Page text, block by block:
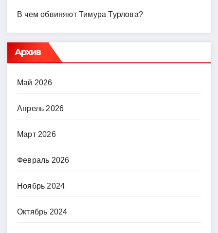
В чем обвиняют Тимура Турлова?
Архив
Май 2026
Апрель 2026
Март 2026
Февраль 2026
Ноябрь 2024
Октябрь 2024